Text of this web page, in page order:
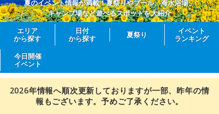
夏のイベント情報が満載！夏祭りやプール、海水浴場、
キャンプ場など遊べるスポットを大紹介
エリア
から探す
日付
から探す
夏祭り
イベント
ランキング
今日開催
イベント
2026年情報へ順次更新しておりますが一部、昨年の情
報もございます。予めご了承ください。